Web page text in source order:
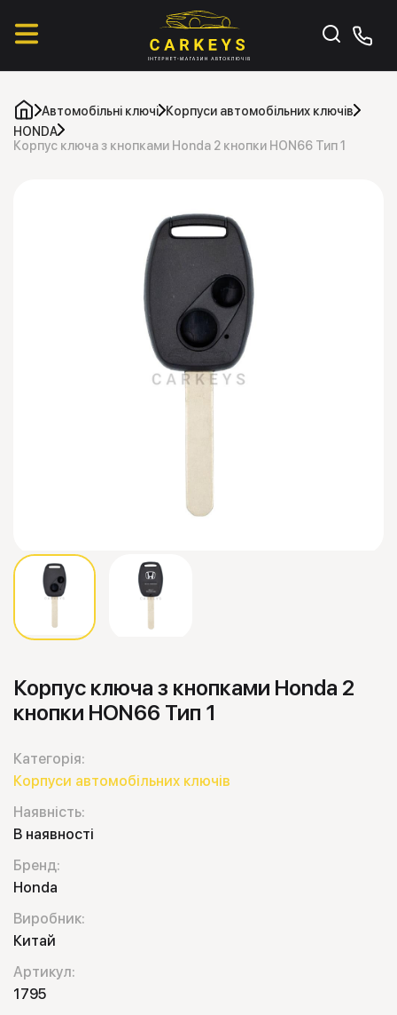
Автомобільні ключі
Корпуси автомобільних ключів
HONDA
Корпус ключа з кнопками Honda 2 кнопки HON66 Тип 1
Корпус ключа з кнопками Honda 2
кнопки HON66 Тип 1
Категорія:
Корпуси автомобільних ключів
Наявність:
В наявності
Бренд:
Honda
Виробник:
Китай
Артикул:
1795